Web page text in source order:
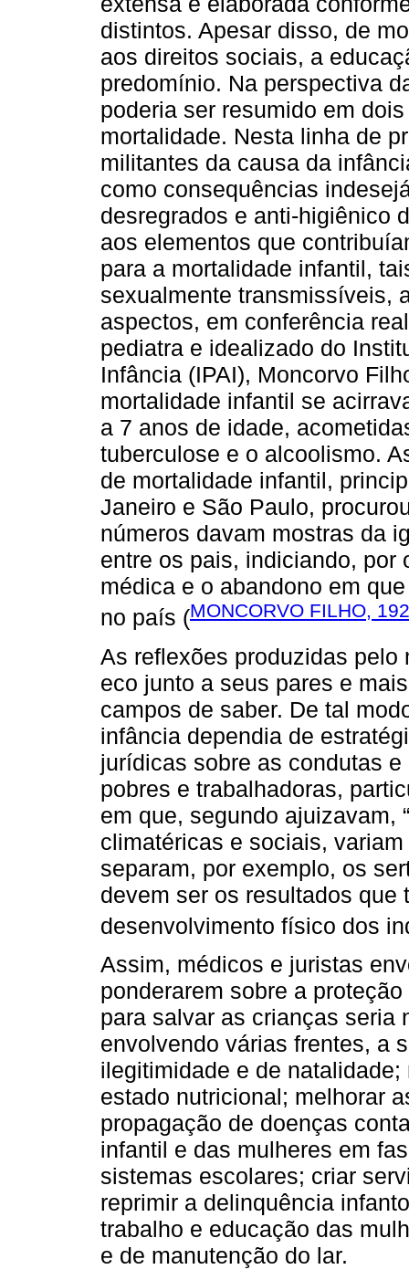
distintos. Apesar disso, de
aos direitos sociais, a
predomínio. Na perspectiva
poderia ser resumido em
mortalidade. Nesta linha de
militantes da causa da
como consequências
desregrados e anti-higiênico
aos elementos que
para a mortalidade infantil,
sexualmente transmissíveis,
aspectos, em conferência
pediatra e idealizado do
Infância (IPAI), Moncorvo
mortalidade infantil se
a 7 anos de idade,
tuberculose e o alcoolismo.
de mortalidade infantil,
Janeiro e São Paulo,
números davam mostras da
entre os pais, indiciando, por
médica e o abandono em
no país (MONCORVO FILHO,
As reflexões produzidas pelo
eco junto a seus pares e
campos de saber. De tal
infância dependia de
jurídicas sobre as condutas
pobres e trabalhadoras,
em que, segundo ajuizavam,
climatéricas e sociais,
separam, por exemplo, os
devem ser os resultados
desenvolvimento físico dos
Assim, médicos e juristas
ponderarem sobre a
para salvar as crianças seria
envolvendo várias frentes, a
ilegitimidade e de
estado nutricional; melhorar
propagação de doenças
infantil e das mulheres em
sistemas escolares; criar
reprimir a delinquência
trabalho e educação das
e de manutenção do lar.